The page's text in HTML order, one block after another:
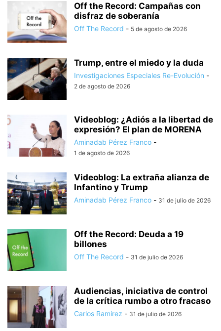
Off the Record: Campañas con
disfraz de soberanía
Off The Record - 5 de agosto de 2026
Trump, entre el miedo y la duda
Investigaciones Especiales Re-Evolución -
2 de agosto de 2026
Videoblog: ¿Adiós a la libertad de
expresión? El plan de MORENA
Aminadab Pérez Franco -
1 de agosto de 2026
Videoblog: La extraña alianza de
Infantino y Trump
Aminadab Pérez Franco - 31 de julio de 2026
Off the Record: Deuda a 19
billones
Off The Record - 31 de julio de 2026
Audiencias, iniciativa de control
de la crítica rumbo a otro fracaso
Carlos Ramírez - 31 de julio de 2026